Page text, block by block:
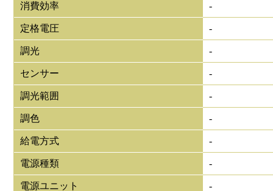
消費効率 -
定格電圧 -
調光 -
センサー -
調光範囲 -
調色 -
給電方式 -
電源種類 -
電源ユニット -